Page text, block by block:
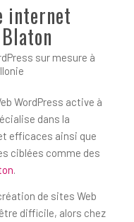
internet
sur mesure à
WordPress active à
dans la
efficaces ainsi que
ciblées comme des
.
de sites Web
difficile, alors chez